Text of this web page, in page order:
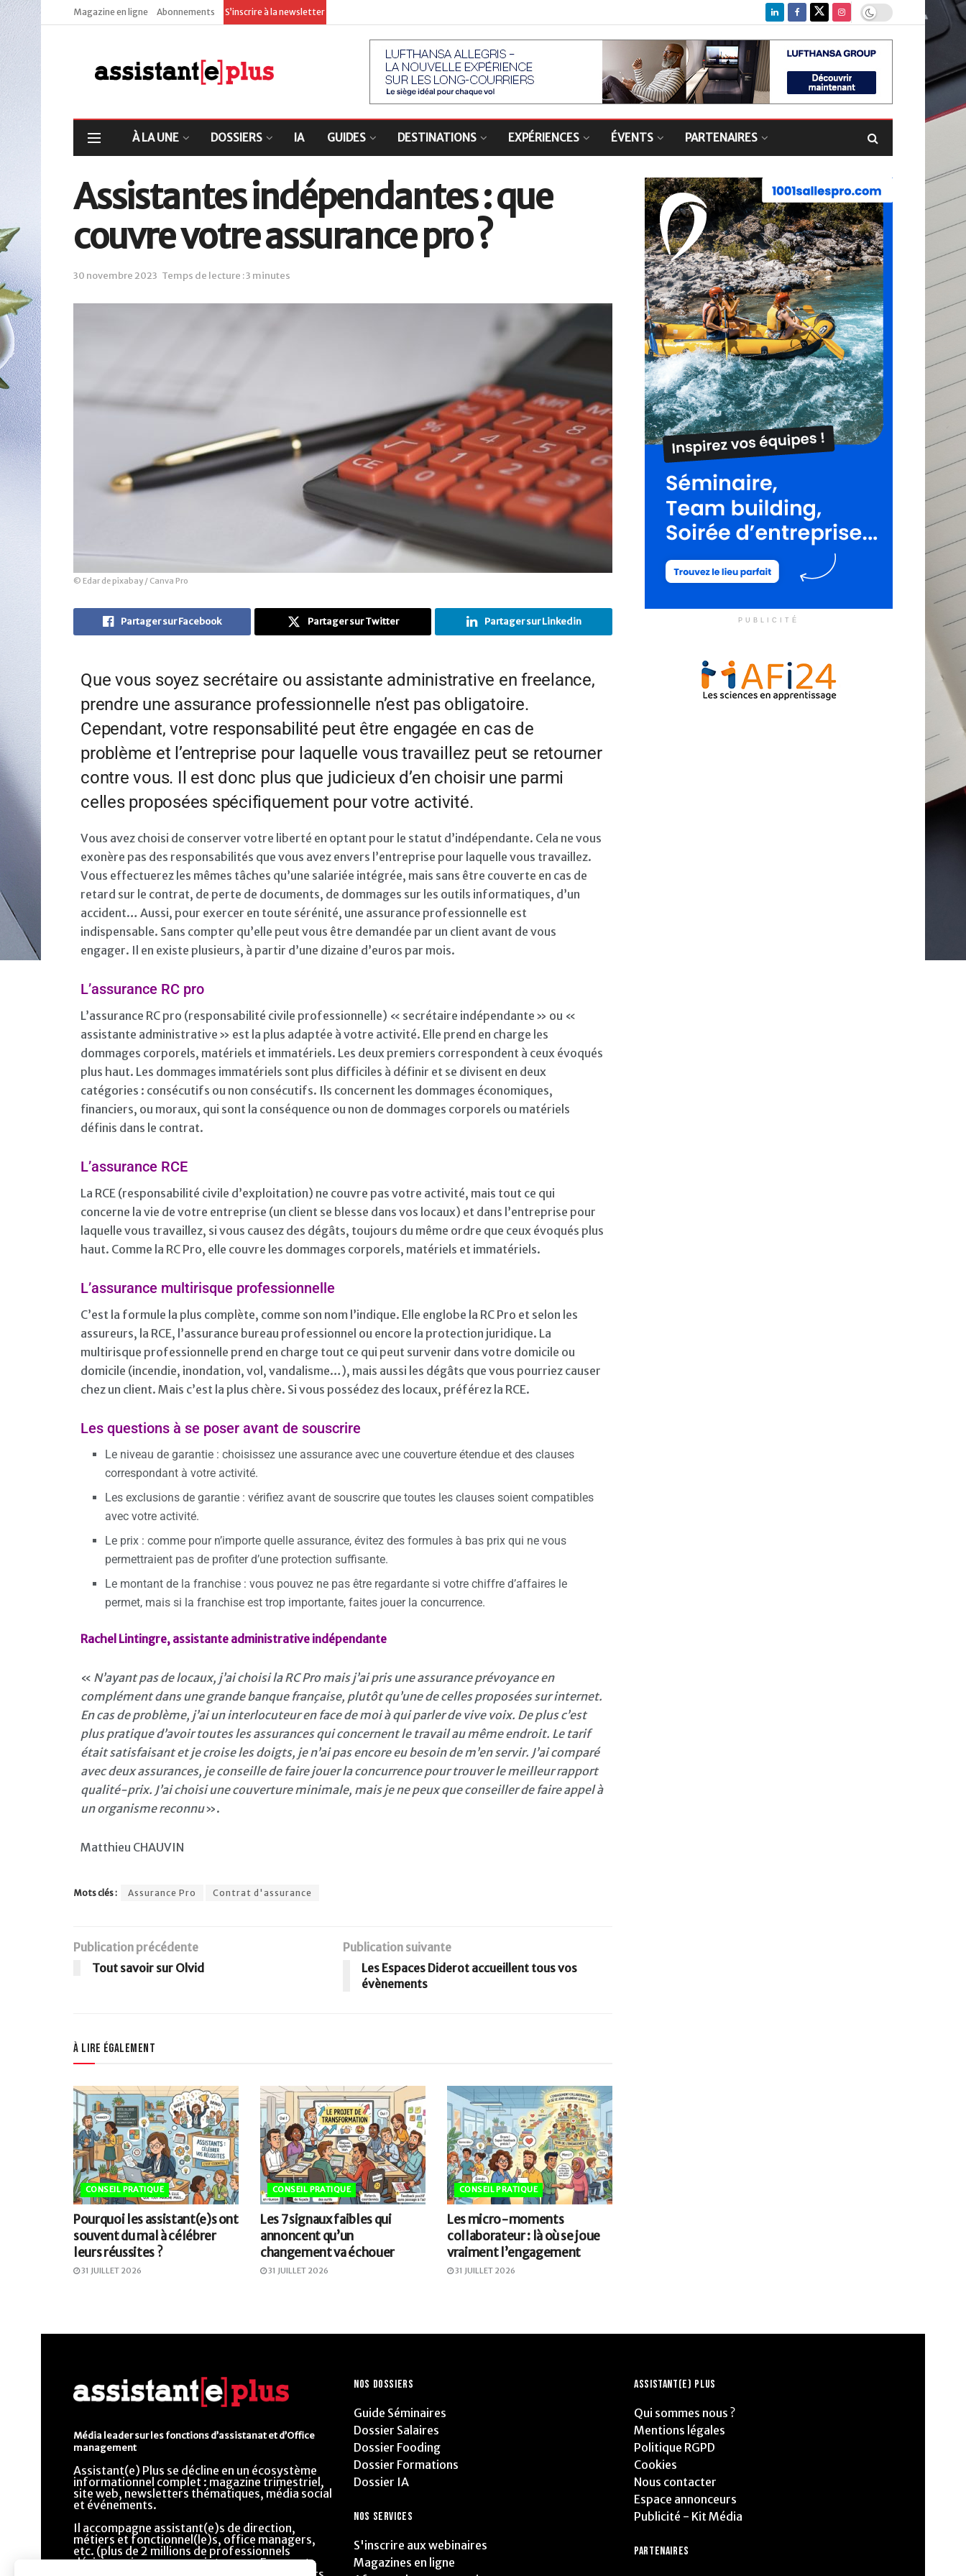
Magazine en ligne Abonnements S’inscrire à la newsletter
À LA UNE DOSSIERS IA GUIDES DESTINATIONS EXPÉRIENCES ÉVENTS PARTENAIRES
Assistantes indépendantes : que
couvre votre assurance pro ?
30 novembre 2023 Temps de lecture : 3 minutes
© Edar de pixabay / Canva Pro
Partager sur Facebook Partager sur Twitter Partager sur Linkedin
Que vous soyez secrétaire ou assistante administrative en freelance,
prendre une assurance professionnelle n’est pas obligatoire.
Cependant, votre responsabilité peut être engagée en cas de
problème et l’entreprise pour laquelle vous travaillez peut se retourner
contre vous. Il est donc plus que judicieux d’en choisir une parmi
celles proposées spécifiquement pour votre activité.
Vous avez choisi de conserver votre liberté en optant pour le statut d’indépendante. Cela ne vous
exonère pas des responsabilités que vous avez envers l’entreprise pour laquelle vous travaillez.
Vous effectuerez les mêmes tâches qu’une salariée intégrée, mais sans être couverte en cas de
retard sur le contrat, de perte de documents, de dommages sur les outils informatiques, d’un
accident… Aussi, pour exercer en toute sérénité, une assurance professionnelle est
indispensable. Sans compter qu’elle peut vous être demandée par un client avant de vous
engager. Il en existe plusieurs, à partir d’une dizaine d’euros par mois.
L’assurance RC pro
L’assurance RC pro (responsabilité civile professionnelle) « secrétaire indépendante » ou «
assistante administrative » est la plus adaptée à votre activité. Elle prend en charge les
dommages corporels, matériels et immatériels. Les deux premiers correspondent à ceux évoqués
plus haut. Les dommages immatériels sont plus difficiles à définir et se divisent en deux
catégories : consécutifs ou non consécutifs. Ils concernent les dommages économiques,
financiers, ou moraux, qui sont la conséquence ou non de dommages corporels ou matériels
définis dans le contrat.
L’assurance RCE
La RCE (responsabilité civile d’exploitation) ne couvre pas votre activité, mais tout ce qui
concerne la vie de votre entreprise (un client se blesse dans vos locaux) et dans l’entreprise pour
laquelle vous travaillez, si vous causez des dégâts, toujours du même ordre que ceux évoqués plus
haut. Comme la RC Pro, elle couvre les dommages corporels, matériels et immatériels.
L’assurance multirisque professionnelle
C’est la formule la plus complète, comme son nom l’indique. Elle englobe la RC Pro et selon les
assureurs, la RCE, l’assurance bureau professionnel ou encore la protection juridique. La
multirisque professionnelle prend en charge tout ce qui peut survenir dans votre domicile ou
domicile (incendie, inondation, vol, vandalisme…), mais aussi les dégâts que vous pourriez causer
chez un client. Mais c’est la plus chère. Si vous possédez des locaux, préférez la RCE.
Les questions à se poser avant de souscrire
Le niveau de garantie : choisissez une assurance avec une couverture étendue et des clauses
correspondant à votre activité.
Les exclusions de garantie : vérifiez avant de souscrire que toutes les clauses soient compatibles
avec votre activité.
Le prix : comme pour n’importe quelle assurance, évitez des formules à bas prix qui ne vous
permettraient pas de profiter d’une protection suffisante.
Le montant de la franchise : vous pouvez ne pas être regardante si votre chiffre d’affaires le
permet, mais si la franchise est trop importante, faites jouer la concurrence.
Rachel Lintingre, assistante administrative indépendante
« N’ayant pas de locaux, j’ai choisi la RC Pro mais j’ai pris une assurance prévoyance en
complément dans une grande banque française, plutôt qu’une de celles proposées sur internet.
En cas de problème, j’ai un interlocuteur en face de moi à qui parler de vive voix. De plus c’est
plus pratique d’avoir toutes les assurances qui concernent le travail au même endroit. Le tarif
était satisfaisant et je croise les doigts, je n’ai pas encore eu besoin de m’en servir. J’ai comparé
avec deux assurances, je conseille de faire jouer la concurrence pour trouver le meilleur rapport
qualité-prix. J’ai choisi une couverture minimale, mais je ne peux que conseiller de faire appel à
un organisme reconnu».
Matthieu CHAUVIN
Mots clés : Assurance Pro Contrat d'assurance
Publication précédente
Tout savoir sur Olvid
Publication suivante
Les Espaces Diderot accueillent tous vos
évènements
À lire également
CONSEIL PRATIQUE
Pourquoi les assistant(e)s ont
souvent du mal à célébrer
leurs réussites ?
31 JUILLET 2026
CONSEIL PRATIQUE
Les 7 signaux faibles qui
annoncent qu’un
changement va échouer
31 JUILLET 2026
CONSEIL PRATIQUE
Les micro-moments
collaborateur : là où se joue
vraiment l’engagement
31 JUILLET 2026
PUBLICITÉ
Média leader sur les fonctions d’assistanat et d’Office
management
Assistant(e) Plus se décline en un écosystème
informationnel complet : magazine trimestriel,
site web, newsletters thématiques, média social
et événements.
Il accompagne assistant(e)s de direction,
métiers et fonctionnel(le)s, office managers,
etc. (plus de 2 millions de professionnels
décisionnaires ou prescripteurs en France et
NOS DOSSIERS
Guide Séminaires
Dossier Salaires
Dossier Fooding
Dossier Formations
Dossier IA
NOS SERVICES
S'inscrire aux webinaires
Magazines en ligne
ASSISTANT(E) PLUS
Qui sommes nous ?
Mentions légales
Politique RGPD
Cookies
Nous contacter
Espace annonceurs
Publicité - Kit Média
PARTENAIRES